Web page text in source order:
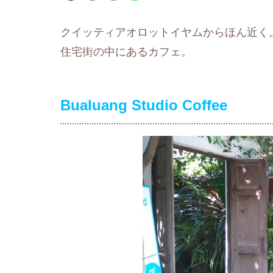
クイッティアオロットイヤムからほん近く
住宅街の中にあるカフェ。
Bualuang Studio Coffee